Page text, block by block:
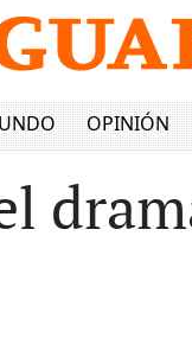
OPINIÓN